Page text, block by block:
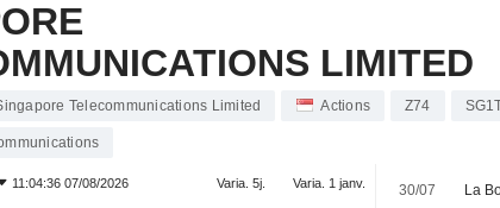
LIMITED
Telecommunications Limited Actions Z74
11:04:36 07/08/2026 Varia. 5j. Varia. 1 janv. 30/07